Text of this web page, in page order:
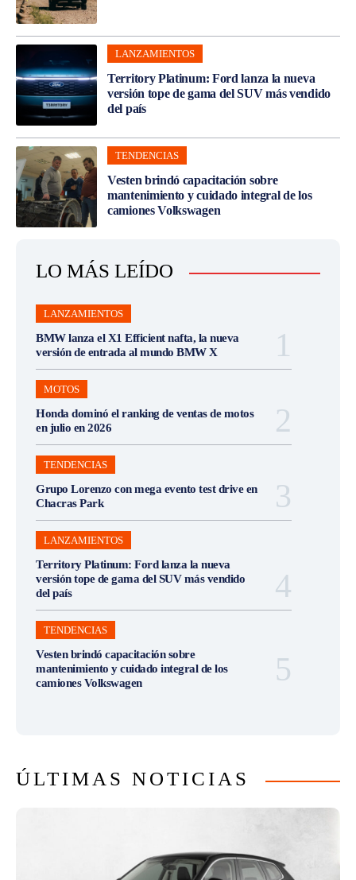
LANZAMIENTOS
Territory Platinum: Ford lanza la nueva
versión tope de gama del SUV más vendido
del país
TENDENCIAS
Vesten brindó capacitación sobre
mantenimiento y cuidado integral de los
camiones Volkswagen
LO MÁS LEÍDO
LANZAMIENTOS
BMW lanza el X1 Efficient nafta, la nueva
versión de entrada al mundo BMW X
MOTOS
Honda dominó el ranking de ventas de motos
en julio en 2026
TENDENCIAS
Grupo Lorenzo con mega evento test drive en
Chacras Park
LANZAMIENTOS
Territory Platinum: Ford lanza la nueva
versión tope de gama del SUV más vendido
del país
TENDENCIAS
Vesten brindó capacitación sobre
mantenimiento y cuidado integral de los
camiones Volkswagen
ÚLTIMAS NOTICIAS